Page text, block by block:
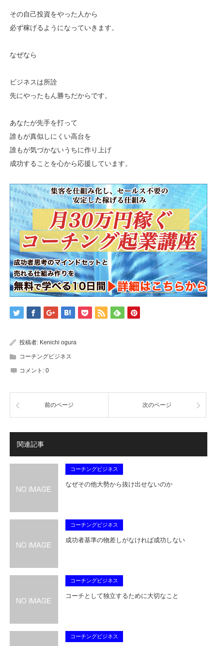
その自己投資をやった人から
必ず稼げるようになっていきます。
なぜなら
ビジネスは所詮
先にやったもん勝ちだからです。
あなたが先手を打って
誰もが真似しにくい高台を
誰もが気づかないうちに作り上げ
成功することを心から応援しています。
投稿者: Kenichi ogura
コーチングビジネス
コメント: 0
前のページ 次のページ
関連記事
コーチングビジネス
なぜその他大勢から抜け出せないのか
コーチングビジネス
成功者基準の物差しがなければ成功しない
コーチングビジネス
コーチとして独立するために大切なこと
コーチングビジネス